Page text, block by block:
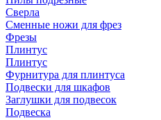
Сверла
Сменные ножи для фрез
Фрезы
Плинтус
Плинтус
Фурнитура для плинтуса
Подвески для шкафов
Заглушки для подвесок
Подвеска